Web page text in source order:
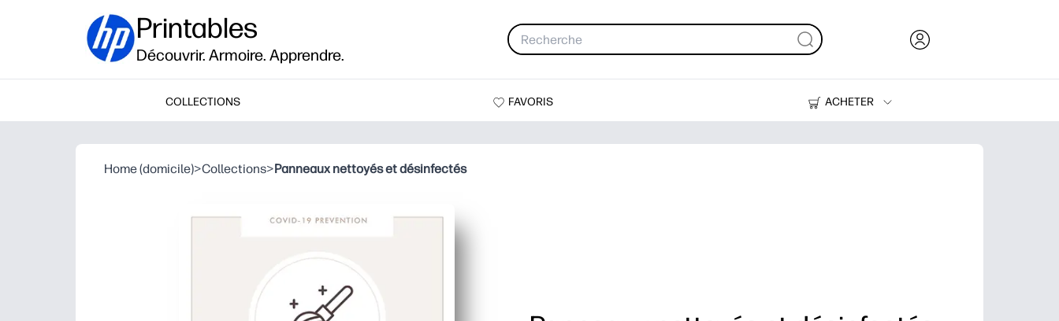
Printables
Découvrir. Armoire. Apprendre.
COLLECTIONS FAVORIS
ACHETER
Imprimantes
Home (domicile)>Collections>Panneaux nettoyés et désinfectés